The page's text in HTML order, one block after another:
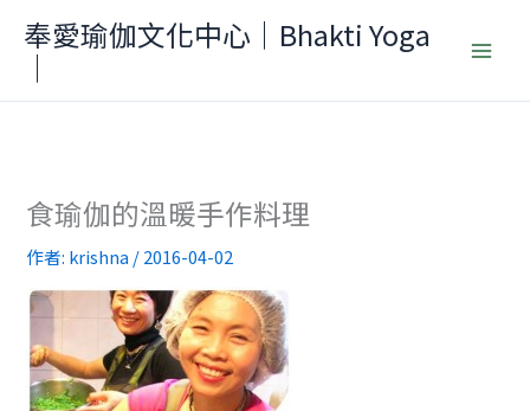
要
奉愛瑜伽文化中心｜Bhakti Yoga
｜
食瑜伽的溫暖手作料理
作者: krishna /2016-04-02